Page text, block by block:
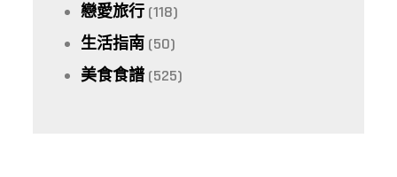
戀愛旅行 (118)
生活指南 (50)
美食食譜 (525)